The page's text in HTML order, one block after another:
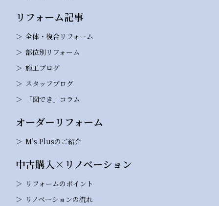
リフォーム記事
全体・複合リフォーム
部位別リフォーム
施工ブログ
スタッフブログ
「図でき」コラム
オーダーリフォーム
M’s Plusのご紹介
中古購入×リノベーション
リフォームのポイント
リノベーションの流れ